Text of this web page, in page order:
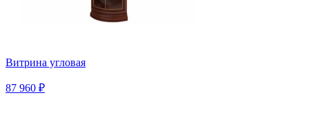
Витрина угловая
87 960 ₽